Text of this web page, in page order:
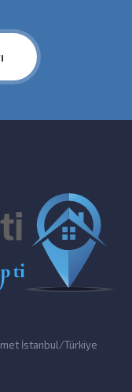
İstanbul/Türkiye